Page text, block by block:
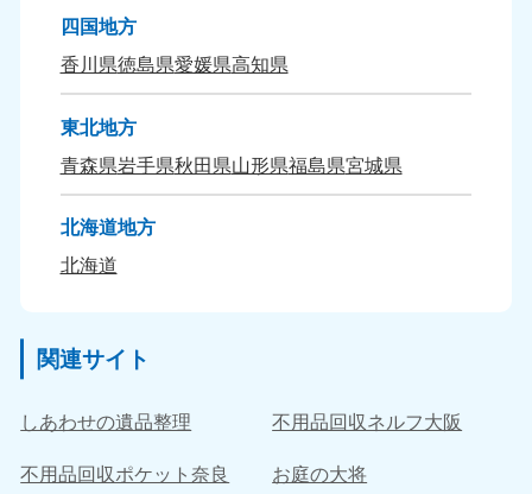
四国地方
香川県徳島県愛媛県高知県
東北地方
青森県岩手県秋田県山形県福島県宮城県
北海道地方
北海道
関連サイト
しあわせの遺品整理 不用品回収ネルフ大阪
不用品回収ポケット奈良 お庭の大将